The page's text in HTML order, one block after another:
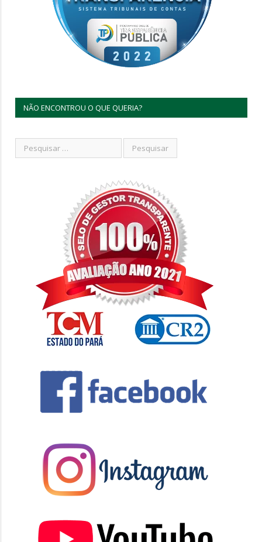
NÃO ENCONTROU O QUE QUERIA?